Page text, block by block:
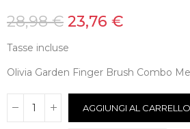
28,98 € 23,76 €
Tasse incluse
Olivia Garden Finger Brush Combo
AGGIUNGI AL CARRELLO